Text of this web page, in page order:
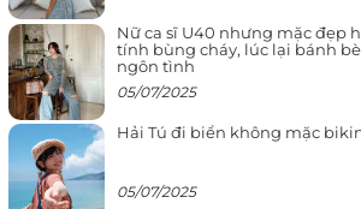
Nữ ca sĩ U40 nhưng mặc đẹp
tính bùng cháy, lúc lại bánh
ngôn tình
05/07/2025
Hải Tú đi biển không mặc
05/07/2025